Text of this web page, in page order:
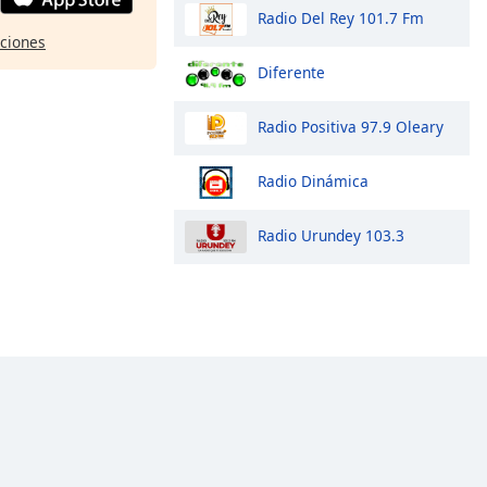
Radio Del Rey 101.7 Fm
Diferente
Radio Positiva 97.9 Oleary
Radio Dinámica
Radio Urundey 103.3